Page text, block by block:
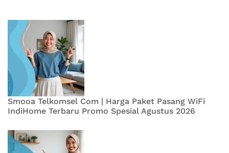
Smooa Telkomsel Com | Harga Paket Pasang WiFi
IndiHome Terbaru Promo Spesial Agustus 2026